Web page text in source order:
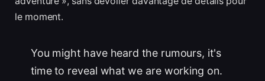
le moment.
You might have heard the rumours, it's
time to reveal what we are working on.